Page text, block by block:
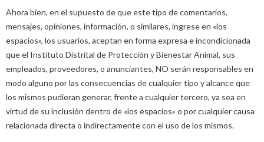
Ahora bien, en el supuesto de que este tipo de comentarios,
mensajes, opiniones, información, o similares, ingrese en «los
espacios», los usuarios, aceptan en forma expresa e incondicionada
que el Instituto Distrital de Protección y Bienestar Animal, sus
empleados, proveedores, o anunciantes, NO serán responsables en
modo alguno por las consecuencias de cualquier tipo y alcance que
los mismos pudieran generar, frente a cualquier tercero, ya sea en
virtud de su inclusión dentro de «los espacios» o por cualquier causa
relacionada directa o indirectamente con el uso de los mismos.